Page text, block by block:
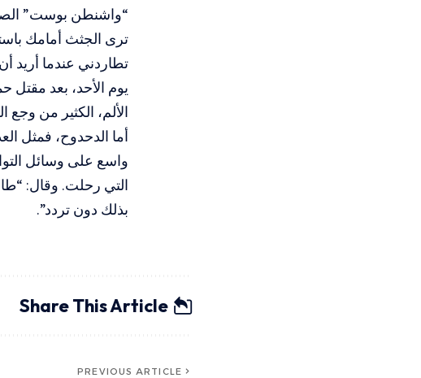
“واشنطن بوست”
ترى الجثث أمامك
تطاردني عندما أريد
يوم الأحد، بعد
الألم، الكثير من وجع
أما الدحدوح، فمثل
واسع على وسائل
التي رحلت. وقال:
بذلك دون تردد”.
Share This Article
PREVIOUS ARTICLE